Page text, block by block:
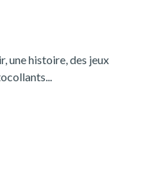
une histoire, des jeux